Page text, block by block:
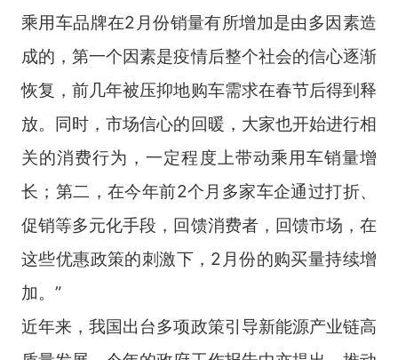
乘用车品牌在2月份销量有所增加是由多因素造
成的，第一个因素是疫情后整个社会的信心逐渐
恢复，前几年被压抑地购车需求在春节后得到释
放。同时，市场信心的回暖，大家也开始进行相
关的消费行为，一定程度上带动乘用车销量增
长；第二，在今年前2个月多家车企通过打折、
促销等多元化手段，回馈消费者，回馈市场，在
这些优惠政策的刺激下，2月份的购买量持续增
加。”
近年来，我国出台多项政策引导新能源产业链高